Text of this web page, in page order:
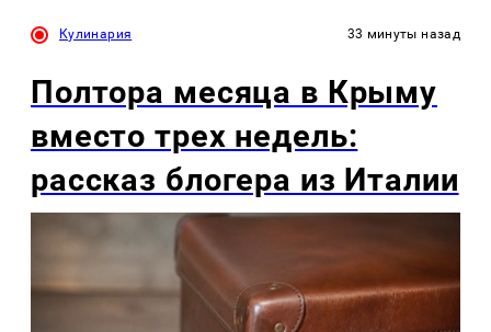
Кулинария 33 минуты назад
Полтора месяца в Крыму
вместо трех недель:
рассказ блогера из Италии